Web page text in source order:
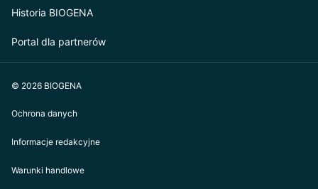
Historia BIOGENA
Portal dla partnerów
© 2026 BIOGENA
Ochrona danych
Informacje redakcyjne
Warunki handlowe